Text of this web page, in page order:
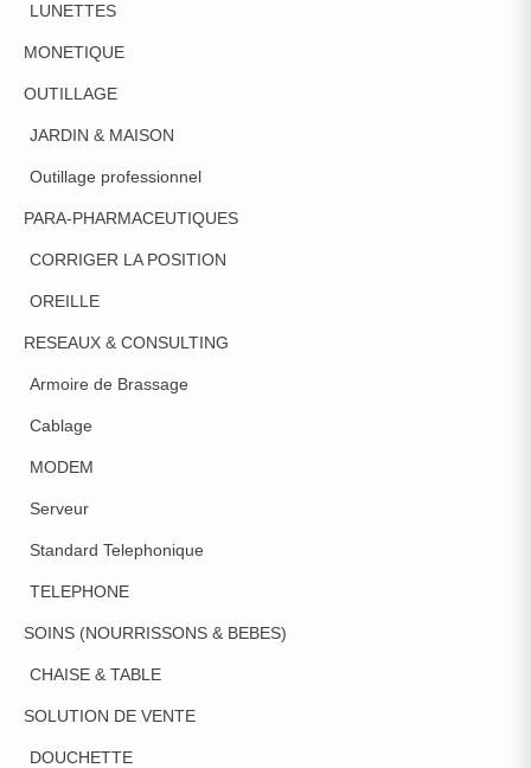
LUNETTES
MONETIQUE
OUTILLAGE
JARDIN & MAISON
Outillage professionnel
PARA-PHARMACEUTIQUES
CORRIGER LA POSITION
OREILLE
RESEAUX & CONSULTING
Armoire de Brassage
Cablage
MODEM
Serveur
Standard Telephonique
TELEPHONE
SOINS (NOURRISSONS & BEBES)
CHAISE & TABLE
SOLUTION DE VENTE
DOUCHETTE